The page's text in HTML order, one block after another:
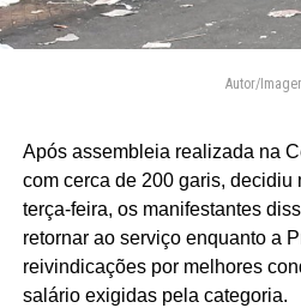
Autor/
Após assembleia realizada na
com cerca de 200 garis, decidiu
terça-feira, os manifestantes
retornar ao serviço enquanto a
reivindicações por melhores
salário exigidas pela categoria.